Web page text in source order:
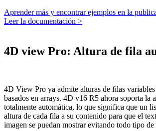
Aprender más y encontrar ejemplos en la
Leer la documentación >
4D view Pro: Altura de fila
4D View Pro ya admite alturas de filas
basados ​​en arrays. 4D v16 R5 ahora soporta la
totalmente automática, lo que significa que un
altura de cada fila a su contenido para que el
imagen se puedan mostrar evitando todo tipo de